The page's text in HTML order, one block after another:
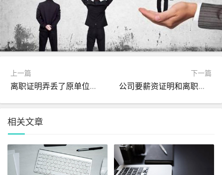
上一篇
离职证明弄丢了原单位给补开吗？
下一篇
公司要薪资证明和离职证明干什么?
相关文章